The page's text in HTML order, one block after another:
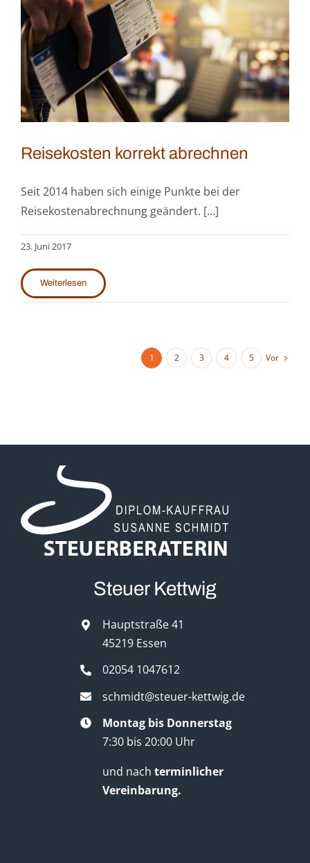
Reisekosten korrekt abrechnen
Seit 2014 haben sich einige Punkte bei der
Reisekostenabrechnung geändert. [...]
23. Juni 2017
Weiterlesen
1 2 3 4 5 Vor
Steuer Kettwig
Hauptstraße 41
45219 Essen
02054 1047612
schmidt@steuer-kettwig.de
Montag bis Donnerstag
7:30 bis 20:00 Uhr
und nachterminlicher
Vereinbarung.